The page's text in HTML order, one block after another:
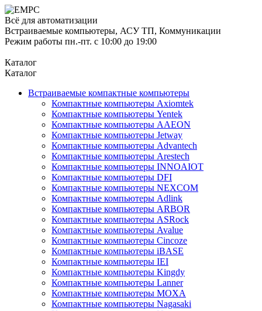
Всё для автоматизации
Встраиваемые компьютеры, АСУ ТП, Коммуникации
Режим работы пн.-пт. с 10:00 до 19:00
Каталог
Каталог
Встраиваемые компактные компьютеры
Компактные компьютеры Axiomtek
Компактные компьютеры Yentek
Компактные компьютеры AAEON
Компактные компьютеры Jetway
Компактные компьютеры Advantech
Компактные компьютеры Arestech
Компактные компьютеры INNOAIOT
Компактные компьютеры DFI
Компактные компьютеры NEXCOM
Компактные компьютеры Adlink
Компактные компьютеры ARBOR
Компактные компьютеры ASRock
Компактные компьютеры Avalue
Компактные компьютеры Cincoze
Компактные компьютеры iBASE
Компактные компьютеры IEI
Компактные компьютеры Kingdy
Компактные компьютеры Lanner
Компактные компьютеры MOXA
Компактные компьютеры Nagasaki